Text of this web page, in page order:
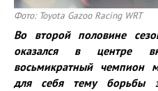
Фото: Toyota Gazoo Racing WRT
Во второй половине
оказался в центре
восьмикратный чемпион
для себя тему борьбы